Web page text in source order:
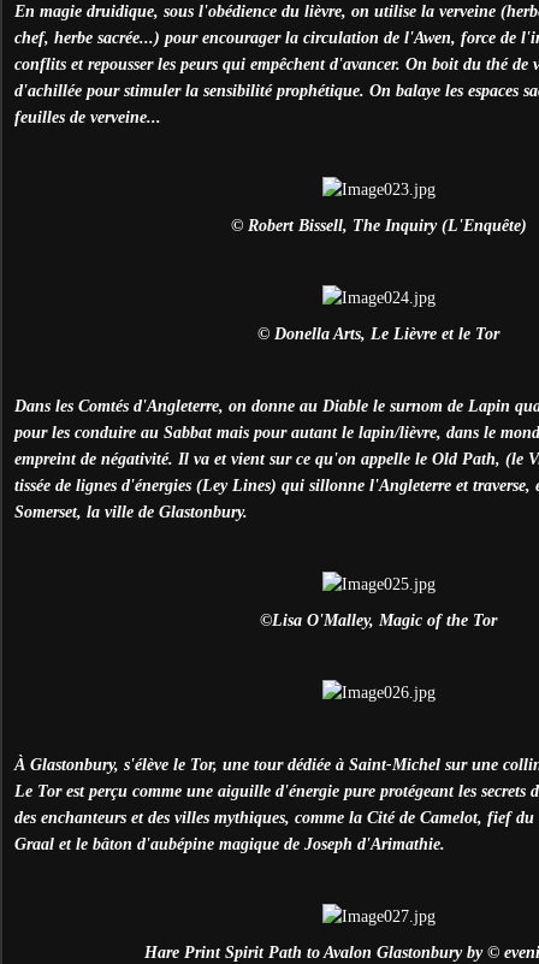
En magie druidique, sous l'obédience du lièvre, on utilise la verveine
chef, herbe sacrée...) pour encourager la circulation de l'Awen, force de
conflits et repousser les peurs qui empêchent d'avancer. On boit du thé de
d'achillée pour stimuler la sensibilité prophétique. On balaye les espaces
feuilles de verveine...
© Robert Bissell, The Inquiry (L'Enquête)
© Donella Arts, Le Lièvre et le Tor
Dans les Comtés d'Angleterre, on donne au Diable le surnom de Lapin
pour les conduire au Sabbat mais pour autant le lapin/lièvre, dans le
empreint de négativité. Il va et vient sur ce qu'on appelle le Old Path, (le
tissée de lignes d'énergies (Ley Lines) qui sillonne l'Angleterre et traverse,
Somerset, la ville de Glastonbury.
©Lisa O'Malley, Magic of the Tor
À Glastonbury, s'élève le Tor, une tour dédiée à Saint-Michel sur une
Le Tor est perçu comme une aiguille d'énergie pure protégeant les secrets
des enchanteurs et des villes mythiques, comme la Cité de Camelot, fief
Graal et le bâton d'aubépine magique de Joseph d'Arimathie.
Hare Print Spirit Path to Avalon Glastonbury by ©